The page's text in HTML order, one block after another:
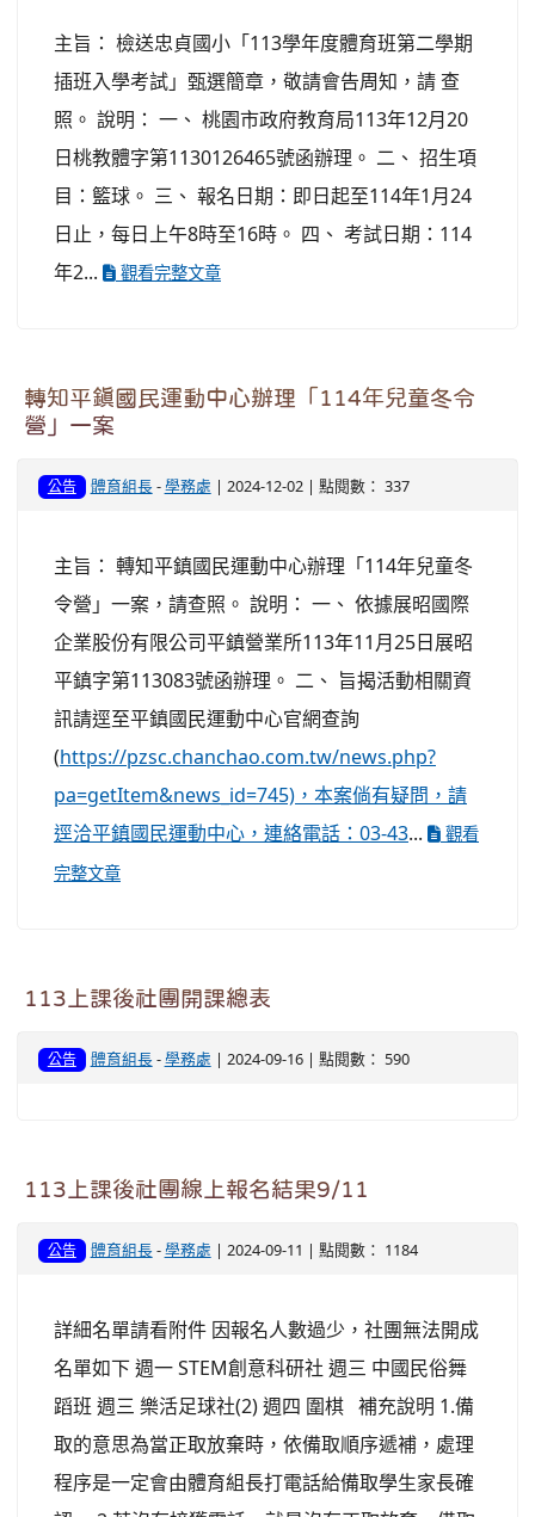
主旨： 檢送忠貞國小「113學年度體育班第二學期
插班入學考試」甄選簡章，敬請會告周知，請 查
照。 說明： 一、 桃園市政府教育局113年12月20
日桃教體字第1130126465號函辦理。 二、 招生項
目：籃球。 三、 報名日期：即日起至114年1月24
日止，每日上午8時至16時。 四、 考試日期：114
年2...
觀看完整文章
轉知平鎮國民運動中心辦理「114年兒童冬令
營」一案
公告 體育組長-學務處 | 2024-12-02 | 點閱數： 337
主旨： 轉知平鎮國民運動中心辦理「114年兒童冬
令營」一案，請查照。 說明： 一、 依據展昭國際
企業股份有限公司平鎮營業所113年11月25日展昭
平鎮字第113083號函辦理。 二、 旨揭活動相關資
訊請逕至平鎮國民運動中心官網查詢
(https://pzsc.chanchao.com.tw/news.php?
pa=getItem&news_id=745)，本案倘有疑問，請
逕洽平鎮國民運動中心，連絡電話：03-43...
觀看
完整文章
113上課後社團開課總表
公告 體育組長-學務處 | 2024-09-16 | 點閱數： 590
113上課後社團線上報名結果9/11
公告 體育組長-學務處 | 2024-09-11 | 點閱數： 1184
詳細名單請看附件 因報名人數過少，社團無法開成
名單如下 週一 STEM創意科研社 週三 中國民俗舞
蹈班 週三 樂活足球社(2) 週四 圍棋 補充說明 1.備
取的意思為當正取放棄時，依備取順序遞補，處理
程序是一定會由體育組長打電話給備取學生家長確